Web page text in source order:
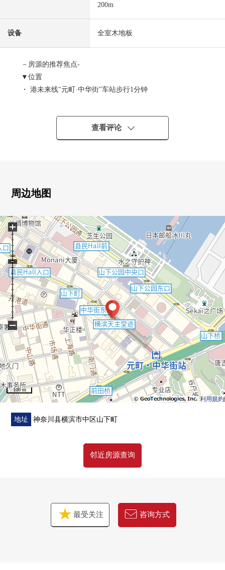
200m
设备 全室木地板
－房源的推荐焦点-
▼位置
・ 港未来线"元町·中华街"车站步行1分钟
・ 到港未来线"元町·中华街"车站平坦的路程
▼房间的特徴
・ 有在洗的衣物晒干之前的日光浴室
▼设备
・ 各房间有收纳以及壁橱，丰富的存储空间
・ 风景、通风、阳光在7楼良好
▼翻新内容
・ 2016年大规模的修理实施
▼周边环境
・ 为对Mansion 1楼部分有超市"Maruetsu微型山下公园
店"便于购物
・ 购物不久到超市"业务超市横滨中华街店"(约460m)便利
・ 到原市镇小学到约1400m港中学约650m
・ 包括步行1分在内到中华街东门，近邻商业设施充实
■在找想要的家方面给予帮助的━━━━━・・・
房源的详细、需讨论是如有意向，请跟我们联系。
查看评论
周边地图
利用規約
100 m
+
−
地址 神奈川县横滨市中区山下町
邻近房源查询
最受关注 咨询方式